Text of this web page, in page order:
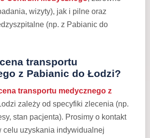
wizyty), jak i pilne oraz
(np. z Pabianic do
transportu
z Pabianic do Łodzi?
transportu medycznego z
zależy od specyfiki zlecenia (np.
stan pacjenta). Prosimy o kontakt
celu uzyskania indywidualnej